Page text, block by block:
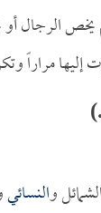
يخص الرجال
مراراً
والنسائي